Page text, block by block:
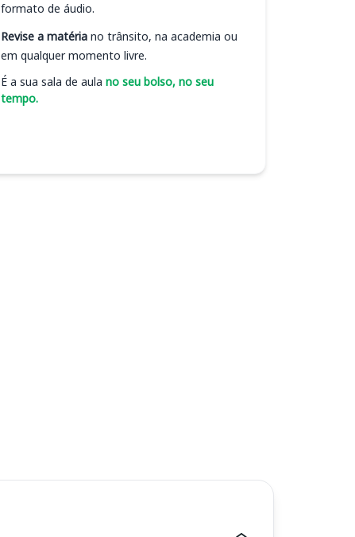
formato de áudio.
Revise a matéria no trânsito, na academia ou
em qualquer momento livre.
É a sua sala de aula no seu bolso, no seu
tempo.